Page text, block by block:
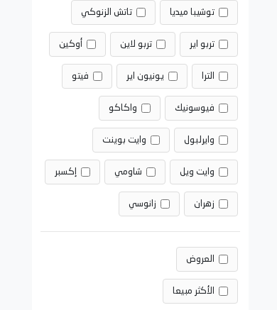
توشيبا ميديا تاتش الزنوكي
تربو اير تربو لاين أوكين
الترا يونيون اير فيتو
فيوسونيك واكاكو
وايرلبول وايت بوينت
وايت ويل شاومي إكسبر
زهران زانوسي
العروض
الأكثر مبيعا